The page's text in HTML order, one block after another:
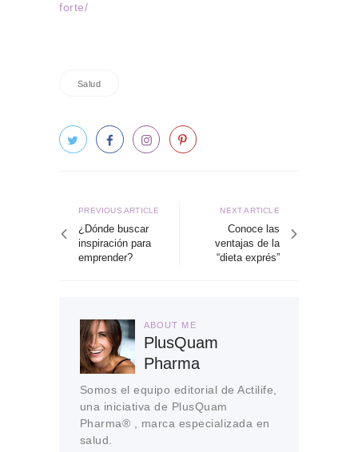
forte/
Salud
de
entradas
Previous
article
PREVIOUS ARTICLE
¿Dónde buscar
inspiración para
emprender?
Next
article
NEXT ARTICLE
Conoce las
ventajas de la
“dieta exprés”
ABOUT ME
PlusQuam
Pharma
Somos el equipo editorial de Actilife,
una iniciativa de PlusQuam
Pharma® , marca especializada en
salud.